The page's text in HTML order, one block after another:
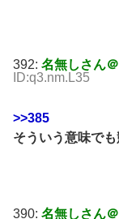
392: 名無しさん
ID:q3.nm.L35
>>385
そういう意味で
390: 名無しさん